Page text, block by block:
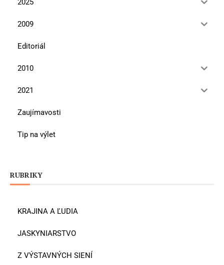
2025
2009
Editoriál
2010
2021
Zaujímavosti
Tip na výlet
RUBRIKY
KRAJINA A ĽUDIA
JASKYNIARSTVO
Z VÝSTAVNÝCH SIENÍ